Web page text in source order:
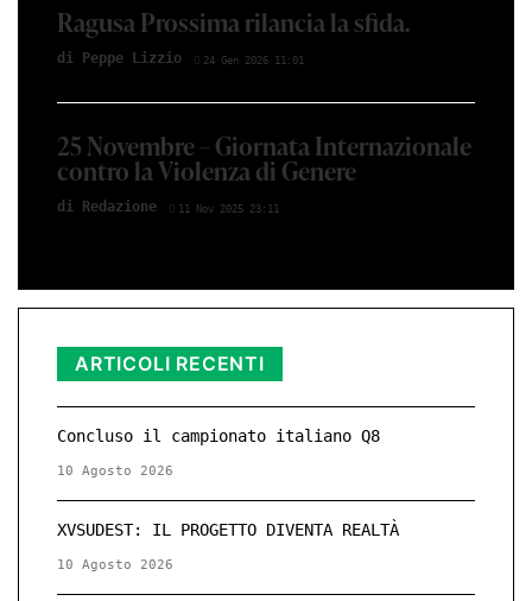
Ragusa Prossima rilancia la sfida.
di Peppe Lizzio 24 Gen 2026 11:01
25 Novembre – Giornata Internazionale
contro la Violenza di Genere
di Redazione 11 Nov 2025 23:11
ARTICOLI RECENTI
Concluso il campionato italiano Q8
10 Agosto 2026
XVSUDEST: IL PROGETTO DIVENTA REALTÀ
10 Agosto 2026